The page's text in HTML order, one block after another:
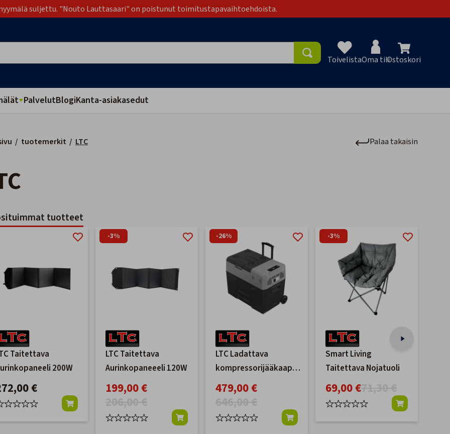
suljettu. "Nouto Lauttasaari" on poistunut toimitustapavaihtoehdoista.
ToivelistaOma tiliOstoskori
PalvelutBlogiKanta-asiakasedut
/ tuotemerkit / LTC Palaa takaisin
tuotteet
Taitettava
200W
€
-3%
LTC Taitettava
Aurinkopaneeeli 120W
199,00 €
-26%
LTC Ladattava
kompressorijääkaappi-
pakastin 30L
479,00 €
-3%
Smart Living
Taitettava Nojatuoli
69,00 €